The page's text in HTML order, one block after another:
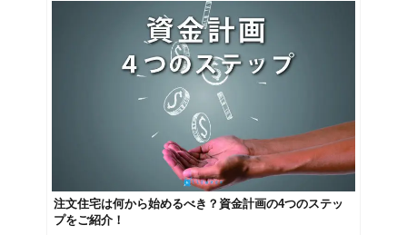
注文住宅は何から始めるべき？資金計画の4つのステッ
プをご紹介！